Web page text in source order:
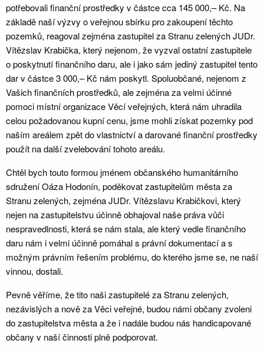
potřebovali finanční prostředky v částce cca 145 000,– Kč. Na
základě naší výzvy o veřejnou sbírku pro zakoupení těchto
pozemků, reagoval zejména zastupitel za Stranu zelených JUDr.
Vítězslav Krabička, který nejenom, že vyzval ostatní zastupitele
o poskytnutí finančního daru, ale i jako sám jediný zastupitel tento
dar v částce 3 000,– Kč nám poskytl. Spoluobčané, nejenom z
Vašich finančních prostředků, ale zejména za velmi účinné
pomoci místní organizace Věcí veřejných, která nám uhradila
celou požadovanou kupní cenu, jsme mohli získat pozemky pod
naším areálem zpět do vlastnictví a darované finanční prostředky
použít na další zvelebování tohoto areálu.
Chtěl bych touto formou jménem občanského humanitárního
sdružení Oáza Hodonín, poděkovat zastupitelům města za
Stranu zelených, zejména JUDr. Vítězslavu Krabičkovi, který
nejen na zastupitelstvu účinně obhajoval naše práva vůči
nespravedlnosti, která se nám stala, ale který vedle finančního
daru nám i velmi účinně pomáhal s právní dokumentací a s
možným právním řešením problému, do kterého jsme se, ne naší
vinnou, dostali.
Pevně věříme, že tito naši zastupitelé za Stranu zelených,
nezávislých a nově za Věci veřejné, budou námi občany zvoleni
do zastupitelstva města a že i nadále budou nás handicapované
občany v naší činnosti plně podporovat.